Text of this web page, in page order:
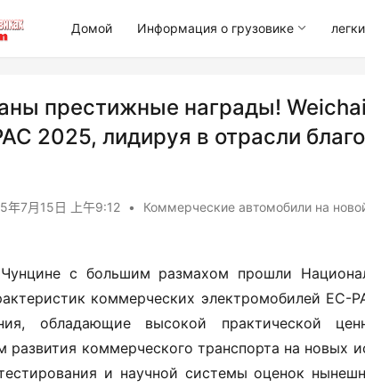
Домой Информация о грузовике
престижные награды!
2025, лидируя в отрасли
年7月15日 上午9:12 • Коммерческие автомобили на
с большим размахом прошли
коммерческих электромобилей EC-
обладающие высокой практической
развития коммерческого транспорта на новых
и научной системы оценок